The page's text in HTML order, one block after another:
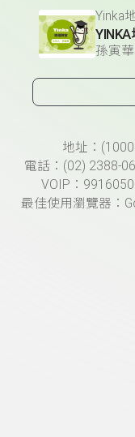
Yinka
孫寅華
頁尾資訊地址：
電話：(02) 2388-
VOIP：
最佳使用瀏覽器：